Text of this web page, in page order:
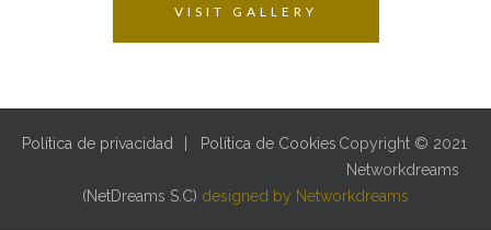
VISIT GALLERY
Política de privacidad Política de Cookies Copyright © 2021
Networkdreams
(NetDreams S.C) designed by Networkdreams